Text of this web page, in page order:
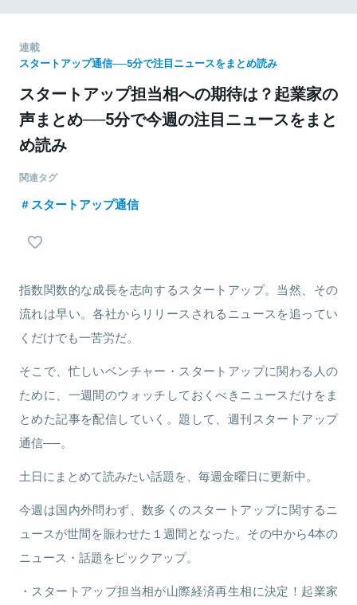
連載
スタートアップ通信──5分で注目ニュースをまとめ読み
スタートアップ担当相への期待は？起業家の
声まとめ──5分で今週の注目ニュースをまと
め読み
関連タグ
スタートアップ通信
指数関数的な成長を志向するスタートアップ。当然、その
流れは早い。各社からリリースされるニュースを追ってい
くだけでも一苦労だ。
そこで、忙しいベンチャー・スタートアップに関わる人の
ために、一週間のウォッチしておくべきニュースだけをま
とめた記事を配信していく。題して、週刊スタートアップ
通信──。
土日にまとめて読みたい話題を、毎週金曜日に更新中。
今週は国内外問わず、数多くのスタートアップに関するニ
ュースが世間を賑わせた１週間となった。その中から4本の
ニュース・話題をピックアップ。
・スタートアップ担当相が山際経済再生相に決定！起業家